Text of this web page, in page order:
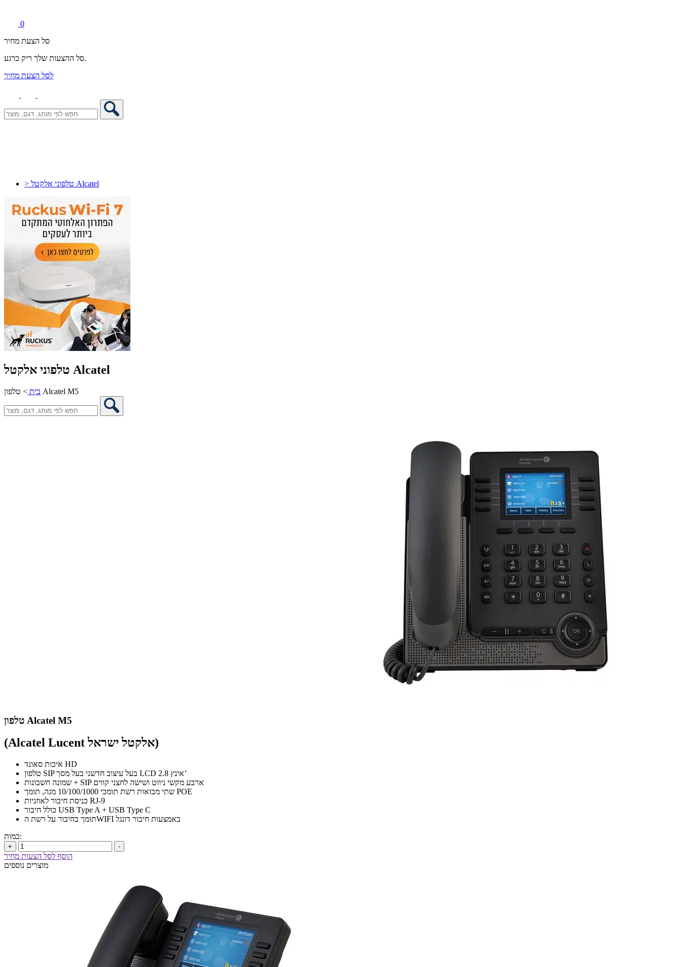
0
סל הצעת מחיר
סל ההצעות שלך ריק כרגע.
לסל הצעת מחיר
> טלפוני אלקטל Alcatel
טלפוני אלקטל Alcatel
בית > טלפון Alcatel M5
טלפון Alcatel M5
(Alcatel Lucent אלקטל ישראל)
איכות סאונד HD
טלפון SIP בעל עיצוב חדשני בעל מסך LCD 2.8 אינץ’
שמונה חשבונות + SIP ארבע מקשי ניווט ושישה לחצני קווים
שתי מבואות רשת תומכי 10/100/1000 מגה, תומך POE
כניסת חיבור לאוזניות RJ-9
כולל חיבור USB Type A + USB Type C
תומך בחיבור על רשת הWIFI באמצעות חיבור דונגל
כמות:
+ -
הוסף לסל הצעות מחיר
מוצרים נוספים